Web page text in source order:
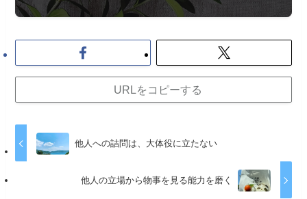
URLをコピーする
他人への詰問は、大体役に立たない
他人の立場から物事を見る能力を磨く